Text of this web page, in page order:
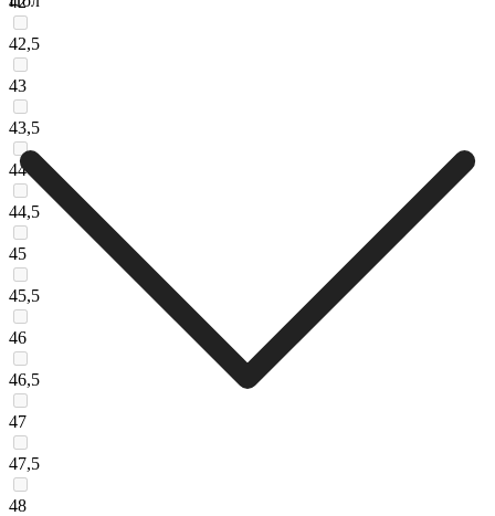
42,5
43
43,5
44
44,5
45
45,5
46
46,5
47
47,5
48